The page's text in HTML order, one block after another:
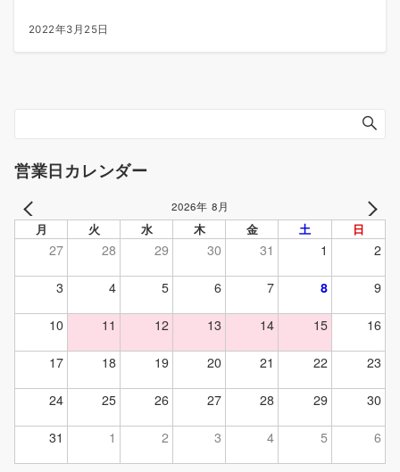
2022年3月25日
営業日カレンダー
2026年 8月
月 火 水 木 金 土 日
27 28 29 30 31 1 2
3 4 5 6 7 8 9
10 11 12 13 14 15 16
17 18 19 20 21 22 23
24 25 26 27 28 29 30
31 1 2 3 4 5 6